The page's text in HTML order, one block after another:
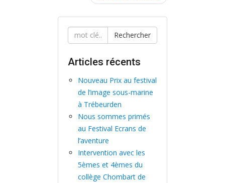
t
Rechercher
Articles récents
Nouveau Prix au festival
de l’image sous-marine
à Trébeurden
Nous sommes primés
au Festival Ecrans de
l’aventure
Intervention avec les
5èmes et 4èmes du
collège Chombart de